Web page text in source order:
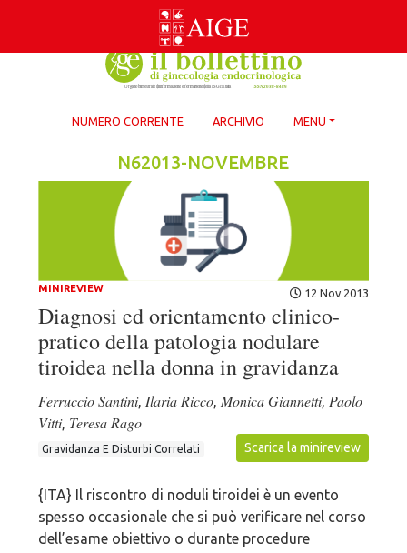
NUMERO CORRENTE ARCHIVIO MENU
N62013-NOVEMBRE
MINIREVIEW 12 Nov 2013
Diagnosi ed orientamento clinico-
pratico della patologia nodulare
tiroidea nella donna in gravidanza
Ferruccio Santini, Ilaria Ricco, Monica Giannetti, Paolo
Vitti, Teresa Rago
Gravidanza E Disturbi Correlati Scarica la minireview
{ITA} Il riscontro di noduli tiroidei è un evento
spesso occasionale che si può verificare nel corso
dell’esame obiettivo o durante procedure